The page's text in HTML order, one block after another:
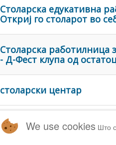
Столарска едукативна
Откриј го столарот во
Столарска работилница
- Д-Фест клупа од
столарски центар
We use cookies Што